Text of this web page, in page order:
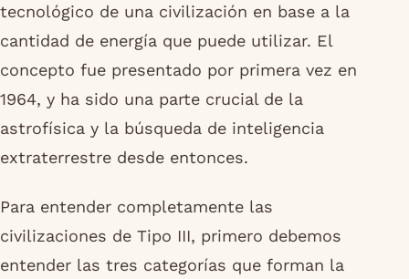
tecnológico de una civilización en base a la
cantidad de energía que puede utilizar. El
concepto fue presentado por primera vez en
1964, y ha sido una parte crucial de la
astrofísica y la búsqueda de inteligencia
extraterrestre desde entonces.
Para entender completamente las
civilizaciones de Tipo III, primero debemos
entender las tres categorías que forman la